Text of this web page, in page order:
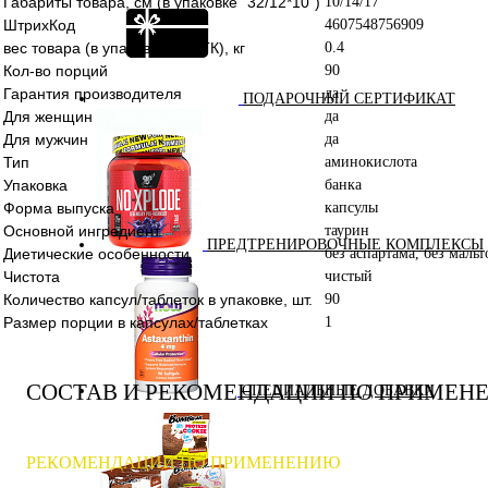
ПОДАРОЧНЫЙ СЕРТИФИКАТ
ПРЕДТРЕНИРОВОЧНЫЕ КОМПЛЕКСЫ
СПЕЦИАЛЬНЫЕ ДОБАВКИ
ШтрихКод 4607548756909
вес товара (в упаковке для ТК), кг 0.4
Кол-во порций 90
Гарантия производителя да
Для женщин да
Для мужчин да
Тип аминокислота
Упаковка банка
Форма выпуска капсулы
Основной ингредиент таурин
Диетические особенности без аспартама, без
Чистота чистый
Количество капсул/таблеток в упаковке, шт. 90
Размер порции в капсулах/таблетках 1
СОСТАВ И РЕКОМЕНДАЦИИ ПО
РЕКОМЕНДАЦИИ ПО ПРИМЕНЕНИЮ